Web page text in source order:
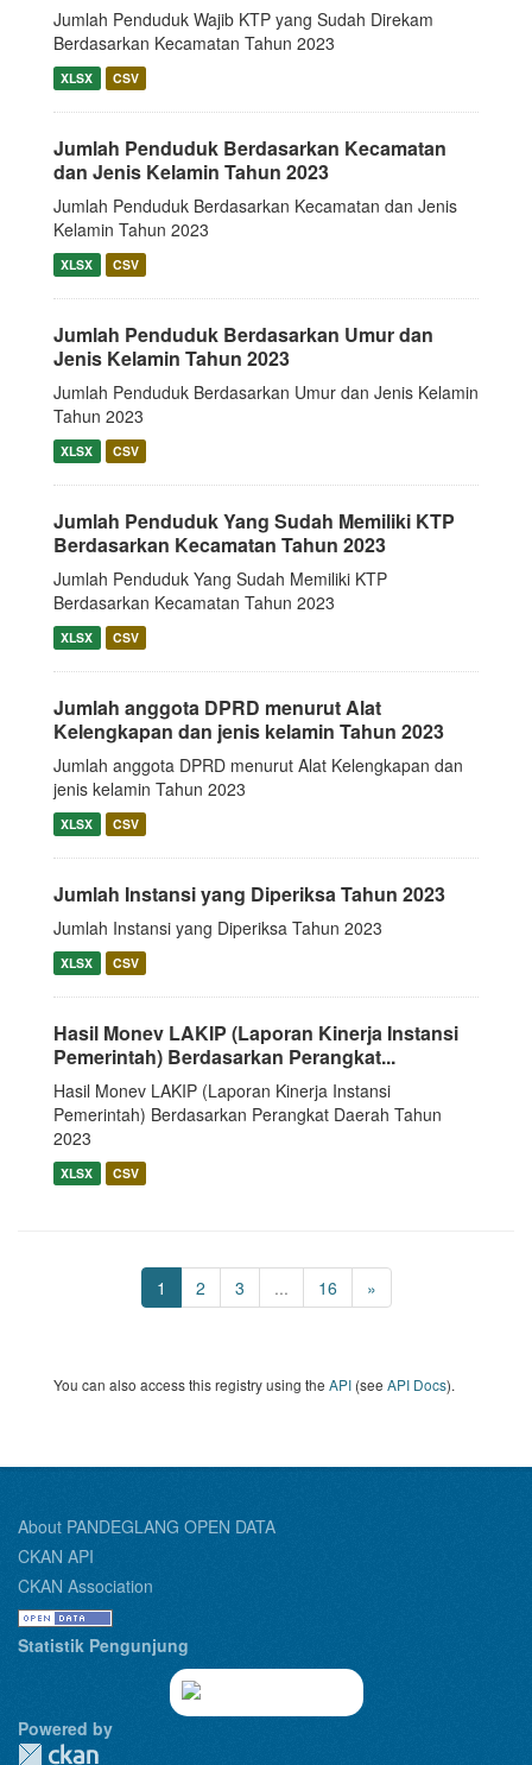
Jumlah Penduduk Wajib KTP yang Sudah Direkam
Berdasarkan Kecamatan Tahun 2023
XLSX CSV
Jumlah Penduduk Berdasarkan Kecamatan
dan Jenis Kelamin Tahun 2023
Jumlah Penduduk Berdasarkan Kecamatan dan Jenis
Kelamin Tahun 2023
XLSX CSV
Jumlah Penduduk Berdasarkan Umur dan
Jenis Kelamin Tahun 2023
Jumlah Penduduk Berdasarkan Umur dan Jenis Kelamin
Tahun 2023
XLSX CSV
Jumlah Penduduk Yang Sudah Memiliki KTP
Berdasarkan Kecamatan Tahun 2023
Jumlah Penduduk Yang Sudah Memiliki KTP
Berdasarkan Kecamatan Tahun 2023
XLSX CSV
Jumlah anggota DPRD menurut Alat
Kelengkapan dan jenis kelamin Tahun 2023
Jumlah anggota DPRD menurut Alat Kelengkapan dan
jenis kelamin Tahun 2023
XLSX CSV
Jumlah Instansi yang Diperiksa Tahun 2023
Jumlah Instansi yang Diperiksa Tahun 2023
XLSX CSV
Hasil Monev LAKIP (Laporan Kinerja Instansi
Pemerintah) Berdasarkan Perangkat...
Hasil Monev LAKIP (Laporan Kinerja Instansi
Pemerintah) Berdasarkan Perangkat Daerah Tahun
2023
XLSX CSV
1 2 3 ... 16 »
You can also access this registry using the API (see API Docs).
About PANDEGLANG OPEN DATA
CKAN API
CKAN Association
Statistik Pengunjung
Powered by